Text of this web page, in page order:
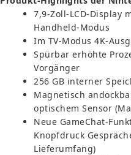
7,9-Zoll-LCD-Display
Handheld-Modus
Im TV-Modus 4K-
Spürbar erhöhte
Vorgänger
256 GB interner
Magnetisch
optischem Sensor
Neue GameChat-
Knopfdruck
Lieferumfang)